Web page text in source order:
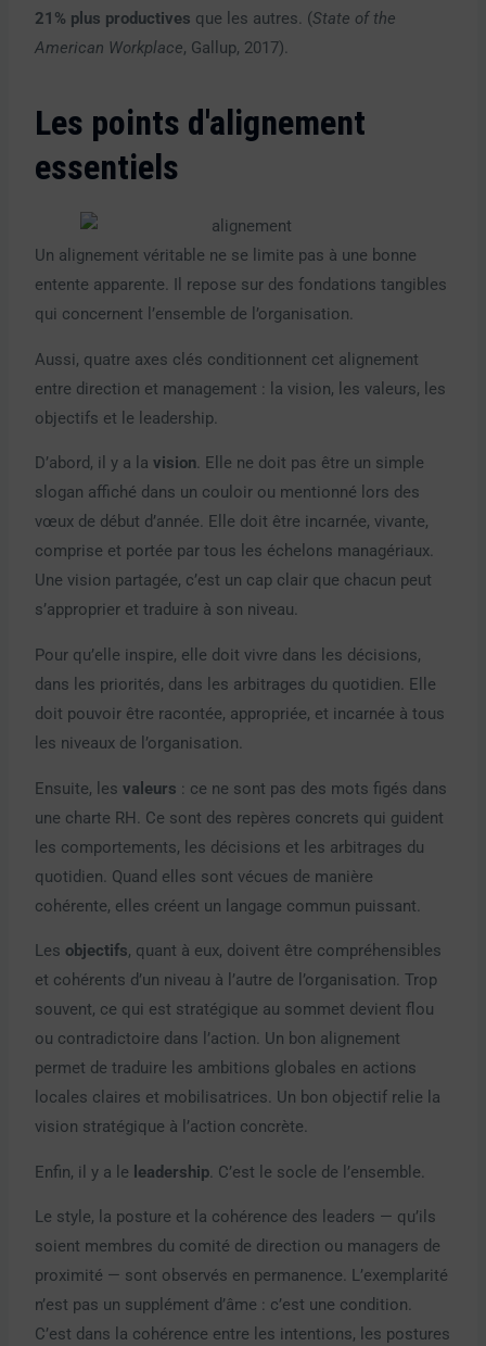
21% plus productives que les autres. (State of the
American Workplace, Gallup, 2017).
Les points d'alignement
essentiels
Un alignement véritable ne se limite pas à une bonne
entente apparente. Il repose sur des fondations tangibles
qui concernent l’ensemble de l’organisation.
Aussi, quatre axes clés conditionnent cet alignement
entre direction et management : la vision, les valeurs, les
objectifs et le leadership.
D’abord, il y a la vision. Elle ne doit pas être un simple
slogan affiché dans un couloir ou mentionné lors des
vœux de début d’année. Elle doit être incarnée, vivante,
comprise et portée par tous les échelons managériaux.
Une vision partagée, c’est un cap clair que chacun peut
s’approprier et traduire à son niveau.
Pour qu’elle inspire, elle doit vivre dans les décisions,
dans les priorités, dans les arbitrages du quotidien. Elle
doit pouvoir être racontée, appropriée, et incarnée à tous
les niveaux de l’organisation.
Ensuite, les valeurs : ce ne sont pas des mots figés dans
une charte RH. Ce sont des repères concrets qui guident
les comportements, les décisions et les arbitrages du
quotidien. Quand elles sont vécues de manière
cohérente, elles créent un langage commun puissant.
Les objectifs, quant à eux, doivent être compréhensibles
et cohérents d’un niveau à l’autre de l’organisation. Trop
souvent, ce qui est stratégique au sommet devient flou
ou contradictoire dans l’action. Un bon alignement
permet de traduire les ambitions globales en actions
locales claires et mobilisatrices. Un bon objectif relie la
vision stratégique à l’action concrète.
Enfin, il y a le leadership. C’est le socle de l’ensemble.
Le style, la posture et la cohérence des leaders — qu’ils
soient membres du comité de direction ou managers de
proximité — sont observés en permanence. L’exemplarité
n’est pas un supplément d’âme : c’est une condition.
C’est dans la cohérence entre les intentions, les postures